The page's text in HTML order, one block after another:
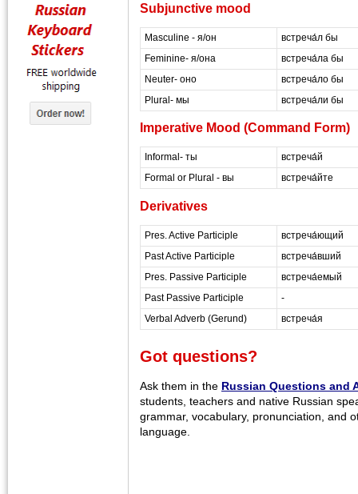
Subjunctive mood
Masculine - я/он
встреча́л бы
Feminine- я/она
встреча́ла бы
Neuter- оно
встреча́ло бы
Plural- мы
встреча́ли бы
Imperative Mood (Command Form)
Informal- ты
встреча́й
Formal or Plural - вы
встреча́йте
Derivatives
Pres. Active Participle
встреча́ющий
Past Active Participle
встреча́вший
Pres. Passive Participle
встреча́емый
Past Passive Participle
-
Verbal Adverb (Gerund)
встреча́я
Got questions?
Ask them in the Russian Questions and
students, teachers and native Russian
grammar, vocabulary, pronunciation, and
language.